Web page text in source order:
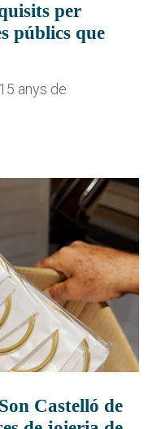
per
públics que
anys de
Castelló de